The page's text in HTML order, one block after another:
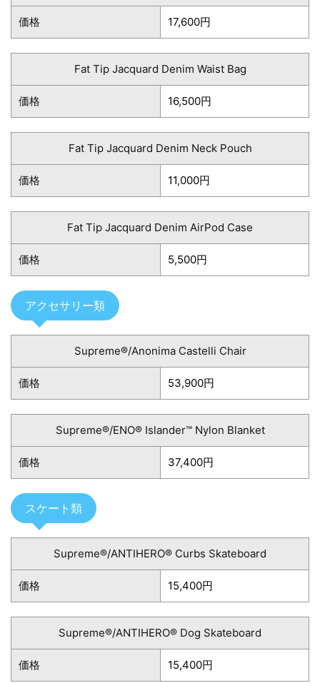
価格 17,600円
Fat Tip Jacquard Denim Waist Bag
価格 16,500円
Fat Tip Jacquard Denim Neck Pouch
価格 11,000円
Fat Tip Jacquard Denim AirPod Case
価格 5,500円
アクセサリー類
Supreme®/Anonima Castelli Chair
価格 53,900円
Supreme®/ENO® Islander™ Nylon Blanket
価格 37,400円
スケート類
Supreme®/ANTIHERO® Curbs Skateboard
価格 15,400円
Supreme®/ANTIHERO® Dog Skateboard
価格 15,400円